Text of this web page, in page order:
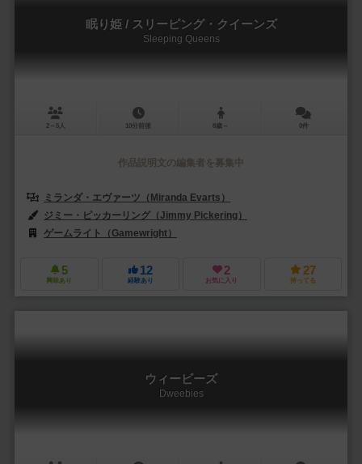
眠り姫 / スリーピング・クイーンズ
Sleeping Queens
2～5人 10分前後 8歳～ 0件
作品説明文の編集者を募集中
ミランダ・エヴァーツ（Miranda Evarts）
ジミー・ピッカーリング（Jimmy Pickering）
ゲームライト（Gamewright）
5
興味あり
12
経験あり
2
お気に入り
27
持ってる
ウィービーズ
Dweebies